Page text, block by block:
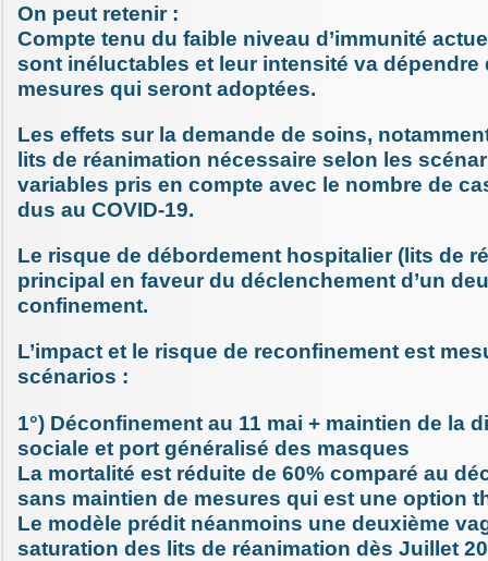
On peut retenir :
Compte tenu du faible niveau d’immunité
sont inéluctables et leur intensité va dépendre
mesures qui seront adoptées.
Les effets sur la demande de soins,
lits de réanimation nécessaire selon les
variables pris en compte avec le nombre de
dus au COVID-19.
Le risque de débordement hospitalier (lits de
principal en faveur du déclenchement d’un
confinement.
L’impact et le risque de reconfinement est
scénarios :
1°) Déconfinement au 11 mai + maintien de la
sociale et port généralisé des masques
La mortalité est réduite de 60% comparé au
sans maintien de mesures qui est une option
Le modèle prédit néanmoins une deuxième
saturation des lits de réanimation dès Juillet